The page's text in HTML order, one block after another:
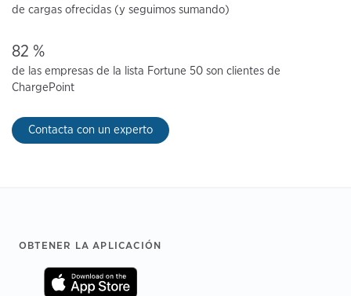
de cargas ofrecidas (y seguimos sumando)
82 %
de las empresas de la lista Fortune 50 son clientes de
ChargePoint
Contacta con un experto
Footer
OBTENER LA APLICACIÓN